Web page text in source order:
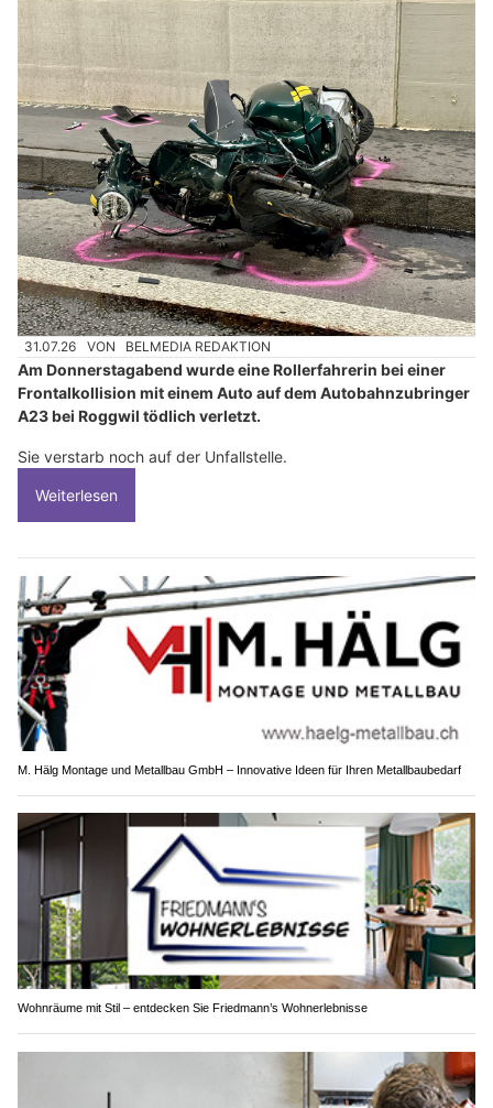
31.07.26 VON BELMEDIA REDAKTION
Am Donnerstagabend wurde eine Rollerfahrerin bei einer
Frontalkollision mit einem Auto auf dem Autobahnzubringer
A23 bei Roggwil tödlich verletzt.
Sie verstarb noch auf der Unfallstelle.
Weiterlesen
M. Hälg Montage und Metallbau GmbH – Innovative Ideen für Ihren Metallbaubedarf
Wohnräume mit Stil – entdecken Sie Friedmann’s Wohnerlebnisse